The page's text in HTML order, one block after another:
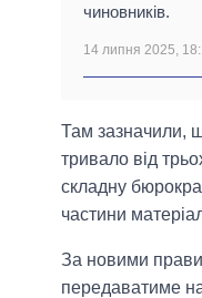
чиновників.
14 липня 2025,
Там зазначили,
тривало від
складну
частини
За новими
передаватиме